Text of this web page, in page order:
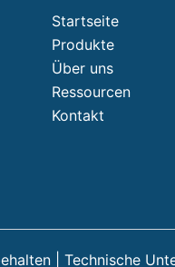
Startseite
Produkte
Über uns
Ressourcen
Kontakt
| Technische